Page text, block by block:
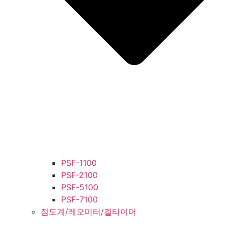
PSF-1100
PSF-2100
PSF-5100
PSF-7100
점도계/레오미터/겔타이머